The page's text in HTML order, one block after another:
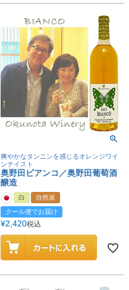
爽やかなタンニンを感じるオレンジワイ
ンテイスト
奥野田ビアンコ／奥野田葡萄酒
醸造
白
自然派
クール便でお届け
¥2,420税込